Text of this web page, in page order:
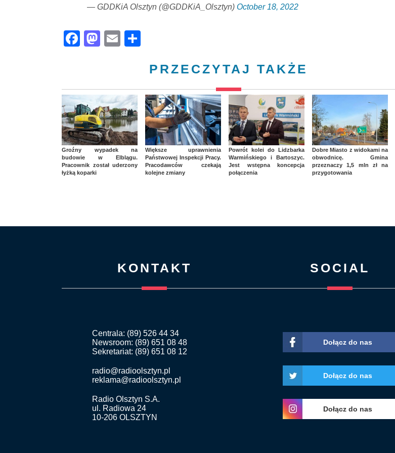
— GDDKiA Olsztyn (@GDDKiA_Olsztyn) October 18, 2022
Facebook
Mastodon
Email
PRZECZYTAJ TAKŻE
Groźny wypadek na
budowie w Elblągu.
Pracownik został uderzony
łyżką koparki
Większe uprawnienia
Państwowej Inspekcji Pracy.
Pracodawców czekają
kolejne zmiany
Powrót kolei do Lidzbarka
Warmińskiego i Bartoszyc.
Jest wstępna koncepcja
połączenia
Dobre Miasto z widokami na
obwodnicę. Gmina
przeznaczy 1,5 mln zł na
przygotowania
KONTAKT
Centrala: (89) 526 44 34
Newsroom: (89) 651 08 48
Sekretariat: (89) 651 08 12
radio@radioolsztyn.pl
reklama@radioolsztyn.pl
Radio Olsztyn S.A.
ul. Radiowa 24
10-206 OLSZTYN
SOCIAL
Dołącz do nas
Dołącz do nas
Dołącz do nas